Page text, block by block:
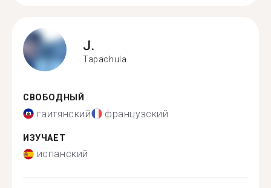
J.
Tapachula
СВОБОДНЫЙ
гаитянский французский
ИЗУЧАЕТ
испанский